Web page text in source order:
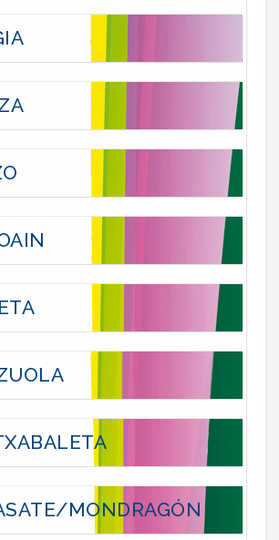
MONDRAGÓN